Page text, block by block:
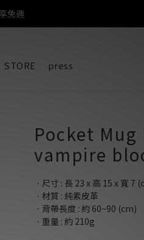
免運
免運
免運
STORE press
Pocket Mug
vampire
ㆍ尺寸 : 長 23 x 高 15 x 寬 7
ㆍ材質 : 純素皮革
ㆍ背帶長度 : 約 60~90 (cm)
ㆍ重量 : 約 210g